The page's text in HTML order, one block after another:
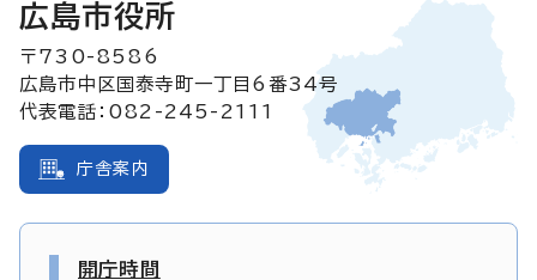
広島市役所
〒730-8586
広島市中区国泰寺町一丁目6番34号
代表電話：082-245-2111
庁舎案内
開庁時間